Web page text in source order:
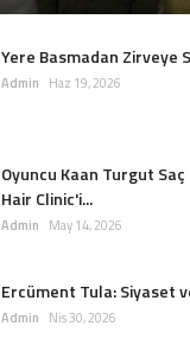
Yere Basmadan Zirveye
Admin Haz 19, 2026
Oyuncu Kaan Turgut Saç
Hair Clinic'i...
Admin May 14, 2026
Ercüment Tula: Siyaset
Admin Nis 30, 2026